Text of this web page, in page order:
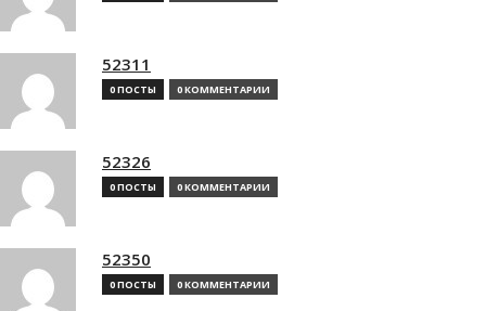
52311
0 ПОСТЫ 0 КОММЕНТАРИИ
52326
0 ПОСТЫ 0 КОММЕНТАРИИ
52350
0 ПОСТЫ 0 КОММЕНТАРИИ